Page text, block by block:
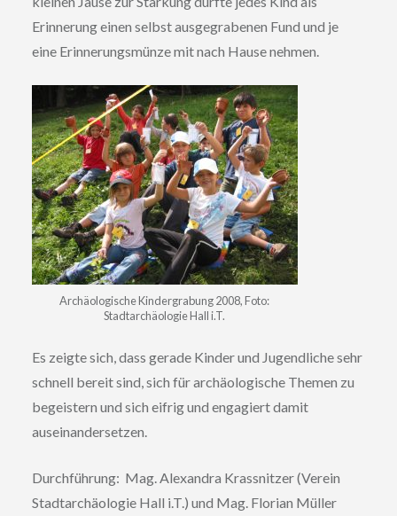
Erinnerung einen selbst ausgegrabenen Fund und je
eine Erinnerungsmünze mit nach Hause nehmen.
Archäologische Kindergrabung 2008, Foto:
Stadtarchäologie Hall i.T.
Es zeigte sich, dass gerade Kinder und Jugendliche sehr
schnell bereit sind, sich für archäologische Themen zu
begeistern und sich eifrig und engagiert damit
auseinandersetzen.
Durchführung: Mag. Alexandra Krassnitzer (Verein
Stadtarchäologie Hall i.T.) und Mag. Florian Müller